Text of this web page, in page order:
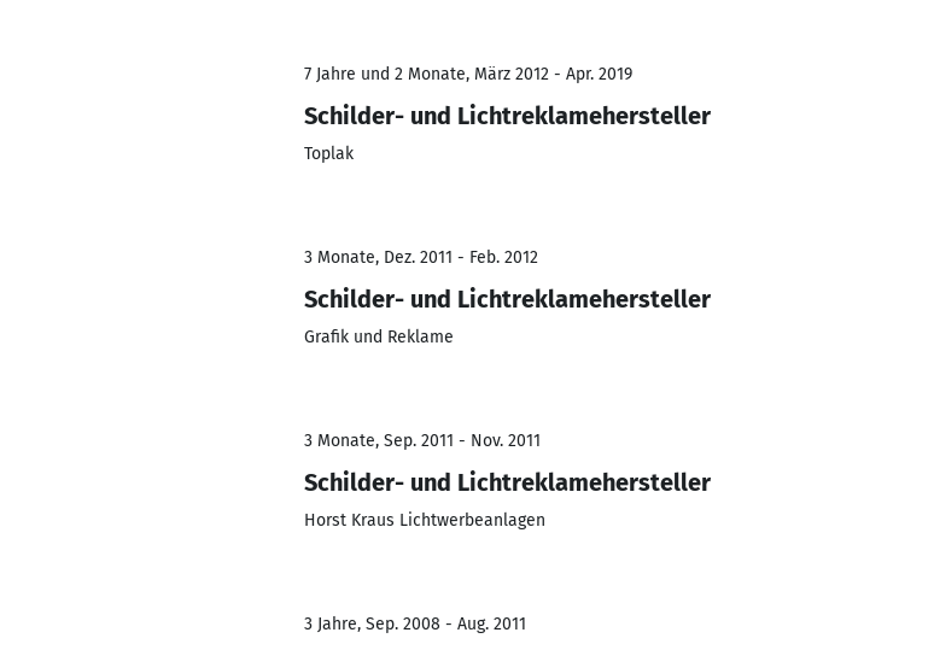
7 Jahre und 2 Monate, März 2012 - Apr. 2019
Schilder- und Lichtreklamehersteller
Toplak
3 Monate, Dez. 2011 - Feb. 2012
Schilder- und Lichtreklamehersteller
Grafik und Reklame
3 Monate, Sep. 2011 - Nov. 2011
Schilder- und Lichtreklamehersteller
Horst Kraus Lichtwerbeanlagen
3 Jahre, Sep. 2008 - Aug. 2011